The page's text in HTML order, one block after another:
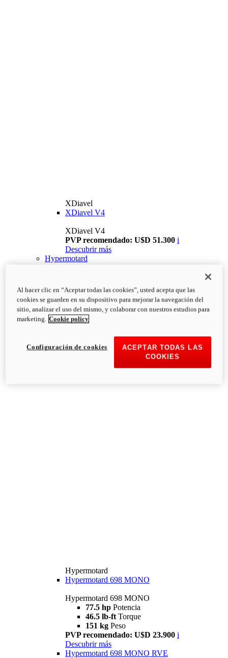
XDiavel
XDiavel V4
XDiavel V4
PVP recomendado: U$D 51.300 i
Descubrir más
Hypermotard
Hypermotard
Hypermotard 698 MONO
Hypermotard 698 MONO
77.5 hp Potencia
46.5 lb-ft Torque
151 kg Peso
PVP recomendado: U$D 23.900 i
Descubrir más
Hypermotard 698 MONO RVE
Al hacer clic en “Aceptar todas las cookies”, usted acepta que las
cookies se guarden en su dispositivo para mejorar la navegación del
sitio, analizar el uso del mismo, y colaborar con nuestros estudios para
marketing. Cookie policy
ACEPTAR TODAS LAS
COOKIES
Configuración de cookies